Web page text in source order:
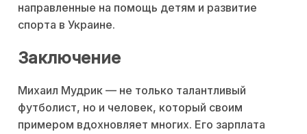
направленные на помощь детям и развитие
спорта в Украине.
Заключение
Михаил Мудрик — не только талантливый
футболист, но и человек, который своим
примером вдохновляет многих. Его зарплата